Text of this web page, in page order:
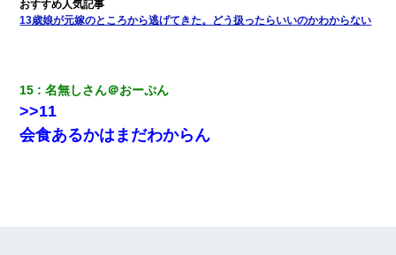
３２歳俺「ずっと好きでした！！付き合って下さい！」 ２５歳
彼女「うん！！絶対幸せになろうね！！！！」 → ７年後ｗｗ
姉旦那の友達「ほんとのパパだよ～」私のお腹を触ってほざく。
→思わず手を叩いて振り払ったら…
父親がくも膜下出血で突然ﾀﾋ。→母の貯金が0なことが判明。→母
13歳娘が元嫁のところから逃げてきた。どう扱ったらいいのかわからない
15 名無しさん＠おーぷん
>>11
会食あるかはまだわからん